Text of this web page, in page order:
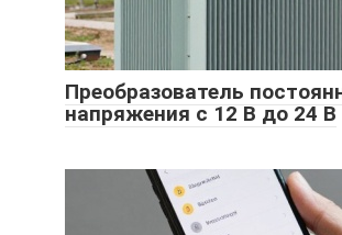
Преобразователь
напряжения с 12 В до 24 В